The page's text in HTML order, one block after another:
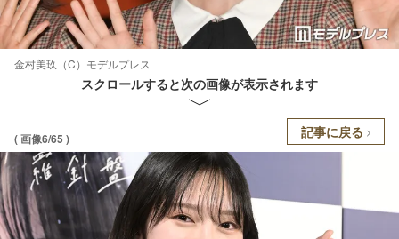
金村美玖（C）モデルプレス
スクロールすると次の画像が表示されます
( 画像6/65 ) 記事に戻る